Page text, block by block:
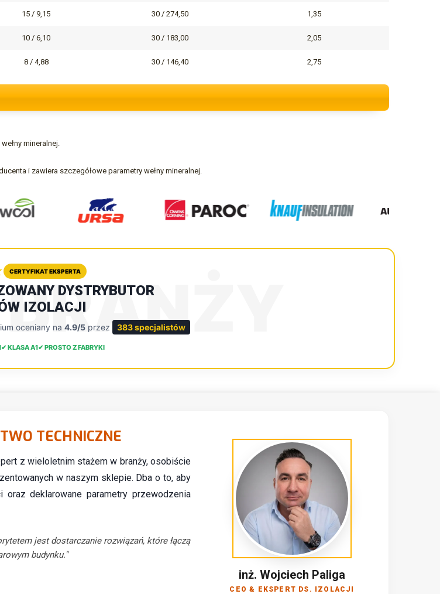
15 / 9,15 30 / 274,50 1,35
10 / 6,10 30 / 183,00 2,05
8 / 4,88 30 / 146,40 2,75
mineralnej.
i zawiera szczegółowe parametry wełny mineralnej.
BRANŻY
CERTYFIKAT EKSPERTA
DYSTRYBUTOR
IZOLACJI
oceniany na 4.9/5 przez 383 specjalistów
✔ KLASA A1✔ PROSTO Z FABRYKI
TECHNICZNE
z wieloletnim stażem w branży, osobiście
w naszym sklepie. Dba o to, aby
deklarowane parametry przewodzenia
jest dostarczanie rozwiązań, które łączą
budynku."
inż. Wojciech Paliga
CEO & EKSPERT DS. IZOLACJI